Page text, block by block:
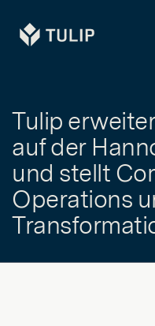
Tulip
Tulip
auf der
und stellt
Operations